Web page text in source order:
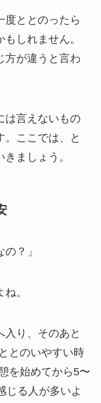
度ととのったら
しれません。
方が違うと言わ
は言えないもの
。ここでは、と
ましょう。
？」
。
入り、そのあと
とのいやすい時
を始めてから5〜
じる人が多いよ